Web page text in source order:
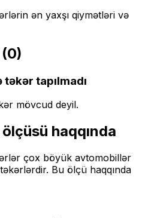
ən yaxşı qiymətləri və
0)
tapılmadı
mövcud deyil.
haqqında
çox böyük avtomobillər
təkərlərdir. Bu ölçü haqqında